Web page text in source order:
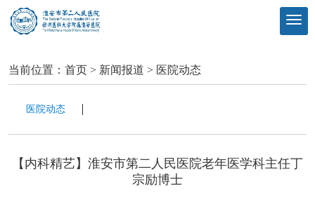
当前位置： 首页 > 新闻报道 > 医院动态
医院动态
【内科精艺】淮安市第二人民医院老年医学科主任丁
宗励博士